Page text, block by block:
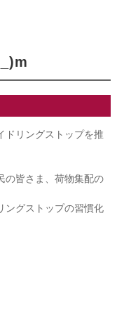
ドリングストップを推
の皆さま、荷物集配の
ングストップの習慣化